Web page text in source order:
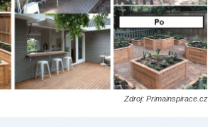
Zdroj: Primainspirace.cz